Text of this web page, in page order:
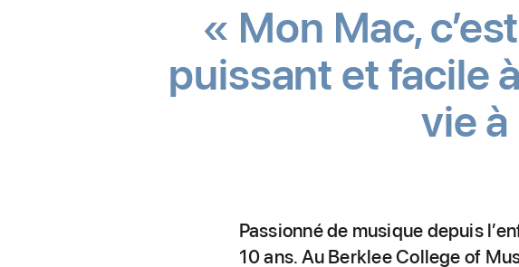
« Mon Mac,
puissant et facile
vie
Passionné de musique depuis
10 ans. Au Berklee College of